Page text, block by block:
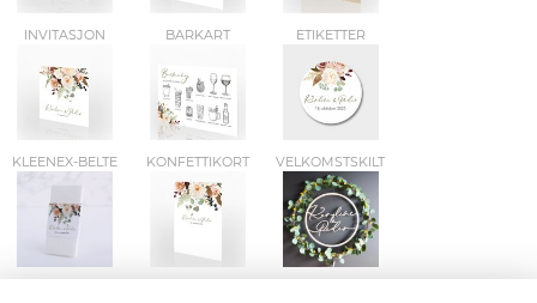
INVITASJON BARKART ETIKETTER
KLEENEX-BELTE KONFETTIKORT VELKOMSTSKILT